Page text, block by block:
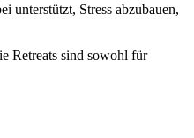
unterstützt, Stress abzubauen,
Retreats sind sowohl für